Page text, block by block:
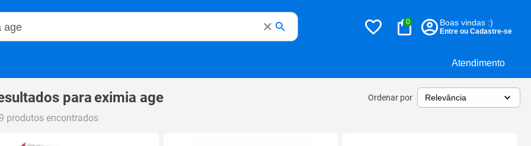
Atendimento
Magalu
0 Boas vindas :)
Entre ou Cadastre-se
paraeximia age Ordenar por
produtos encontrados